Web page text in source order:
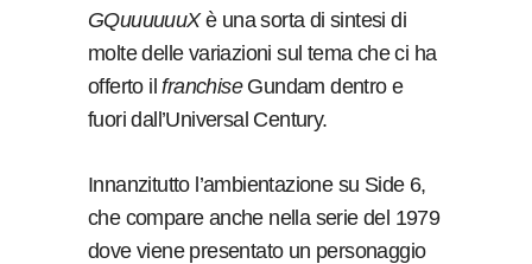
GQuuuuuuXè una sorta di sintesi di
molte delle variazioni sul tema che ci ha
offerto ilfranchiseGundam dentro e
fuori dall’Universal Century.
Innanzitutto l’ambientazione su Side 6,
che compare anche nella serie del 1979
dove viene presentato un personaggio